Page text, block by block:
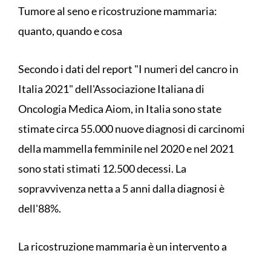
Tumore al seno e ricostruzione mammaria:
quanto, quando e cosa
Secondo i dati del report "I numeri del cancro in
Italia 2021" dell'Associazione Italiana di
Oncologia Medica Aiom, in Italia sono state
stimate circa 55.000 nuove diagnosi di carcinomi
della mammella femminile nel 2020 e nel 2021
sono stati stimati 12.500 decessi. La
sopravvivenza netta a 5 anni dalla diagnosi è
dell'88%.
La ricostruzione mammaria è un intervento a